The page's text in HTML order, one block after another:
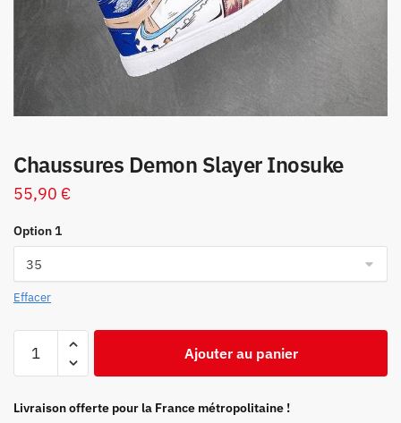
Chaussures Demon Slayer Inosuke
55,90 €
Option 1
Effacer
Demon
Ajouter au panier
Livraison offerte pour la France métropolitaine !